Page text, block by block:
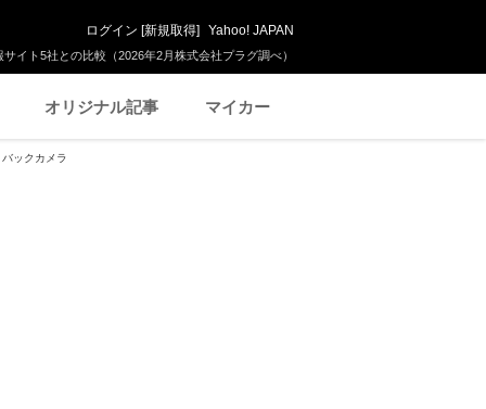
イト5社との比較（2026年2月株式会社プラグ調べ）
ログイン [新規取得] Yahoo! JAPAN
オリジナル記事 マイカー
ックカメラ